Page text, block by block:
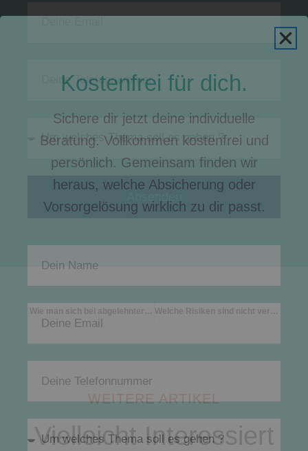
WEITERE ARTIKEL
Vielleicht Interessiert
Kostenfrei für dich.
Sichere dir jetzt deine individuelle
Beratung. Vollkommen kostenfrei und
persönlich. Gemeinsam finden wir
heraus, welche Absicherung oder
Vorsorgelösung wirklich zu dir passt.